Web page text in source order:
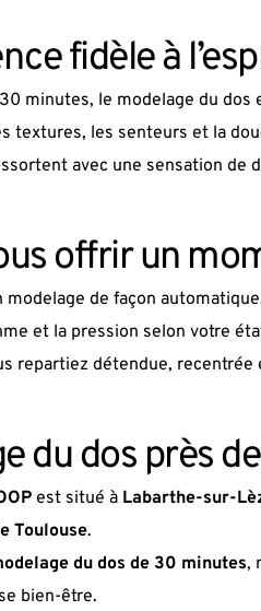
fidèle à
minutes, le modelage du dos
textures, les senteurs et la
avec une sensation de
offrir un
de façon
et la pression selon votre
repartiez détendue, recentrée
du dos près
est situé à Labarthe-sur-
Toulouse.
du dos de 30 minutes,
bien-être.